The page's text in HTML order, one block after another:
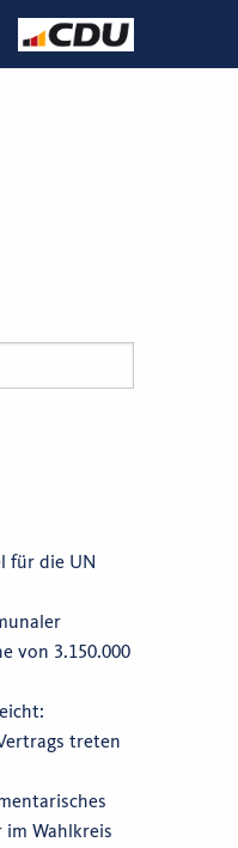
für die UN
von 3.150.000
treten
im Wahlkreis